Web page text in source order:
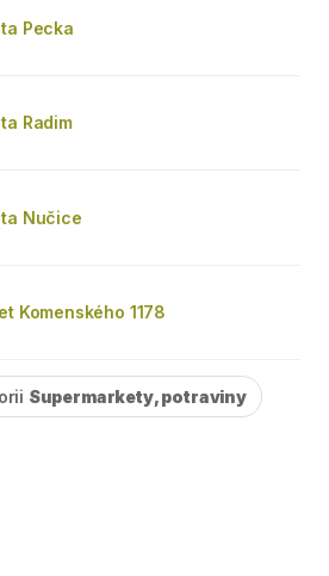
Pecka
Radim
Nučice
Komenského 1178
Supermarkety, potraviny